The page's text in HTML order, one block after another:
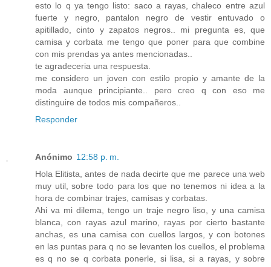
esto lo q ya tengo listo: saco a rayas, chaleco entre azul
fuerte y negro, pantalon negro de vestir entuvado o
apitillado, cinto y zapatos negros.. mi pregunta es, que
camisa y corbata me tengo que poner para que combine
con mis prendas ya antes mencionadas..
te agradeceria una respuesta.
me considero un joven con estilo propio y amante de la
moda aunque principiante.. pero creo q con eso me
distinguire de todos mis compañeros..
Responder
Anónimo 12:58 p. m.
Hola Elitista, antes de nada decirte que me parece una web
muy util, sobre todo para los que no tenemos ni idea a la
hora de combinar trajes, camisas y corbatas.
Ahi va mi dilema, tengo un traje negro liso, y una camisa
blanca, con rayas azul marino, rayas por cierto bastante
anchas, es una camisa con cuellos largos, y con botones
en las puntas para q no se levanten los cuellos, el problema
es q no se q corbata ponerle, si lisa, si a rayas, y sobre